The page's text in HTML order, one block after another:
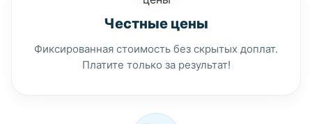
Честные цены
Фиксированная стоимость без скрытых доплат.
Платите только за результат!